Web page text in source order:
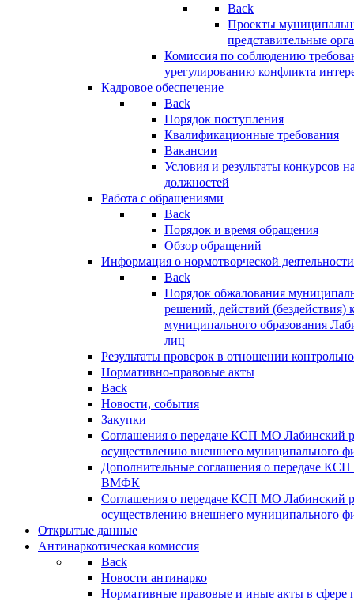
Back
Проекты
представительные
Комиссия по соблюдению
урегулированию конфликта
Кадровое обеспечение
Back
Порядок поступления
Квалификационные требования
Вакансии
Условия и результаты конкурсов
должностей
Работа с обращениями
Back
Порядок и время обращения
Обзор обращений
Информация о нормотворческой деятельности
Back
Порядок обжалования
решений, действий (бездействия)
муниципального образования
лиц
Результаты проверок в отношении
Нормативно-правовые акты
Back
Новости, события
Закупки
Соглашения о передаче КСП МО Лабинский
осуществлению внешнего муниципального
Дополнительные соглашения о передаче
ВМФК
Соглашения о передаче КСП МО Лабинский
осуществлению внешнего муниципального
Открытые данные
Антинаркотическая комиссия
Back
Новости антинарко
Нормативные правовые и иные акты в сфере